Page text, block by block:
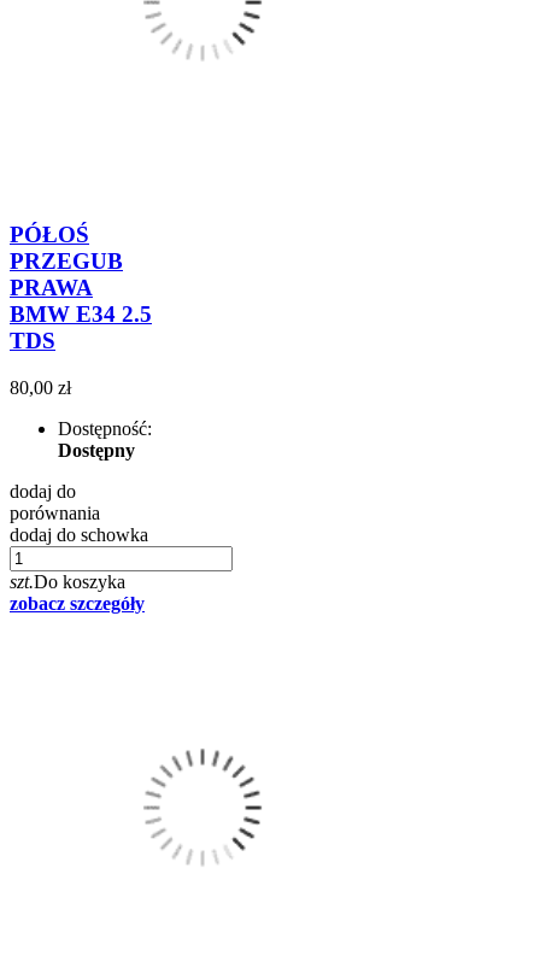
PÓŁOŚ
PRZEGUB
PRAWA
BMW E34 2.5
TDS
80,00 zł
Dostępność:
Dostępny
dodaj do
porównania
dodaj do schowka
szt.Do koszyka
zobacz szczegóły